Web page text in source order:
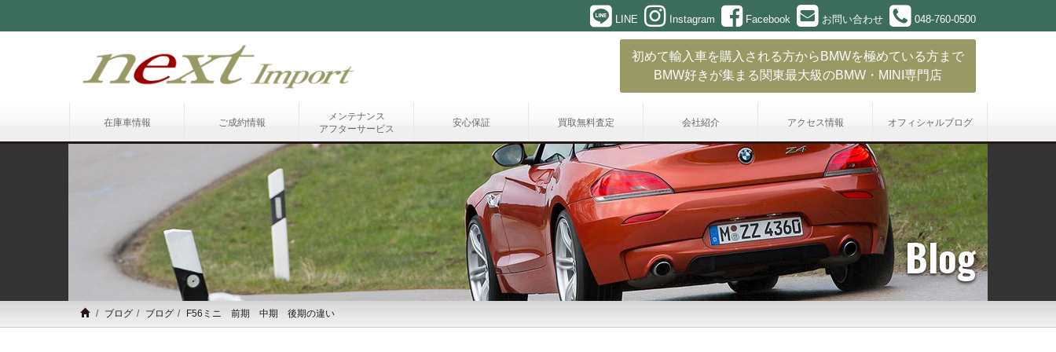
LINE Instagram Facebook お問い合わせ 048-760-0500
初めて輸入車を購入される方からBMWを極めている方まで
BMW好きが集まる関東最大級のBMW・MINI専門店
在庫車情報 ご成約情報
メンテナンス
アフターサービス
安心保証 買取無料査定 会社紹介 アクセス情報 オフィシャルブログ
Blog
ブログ ブログ F56ミニ 前期 中期 後期の違い